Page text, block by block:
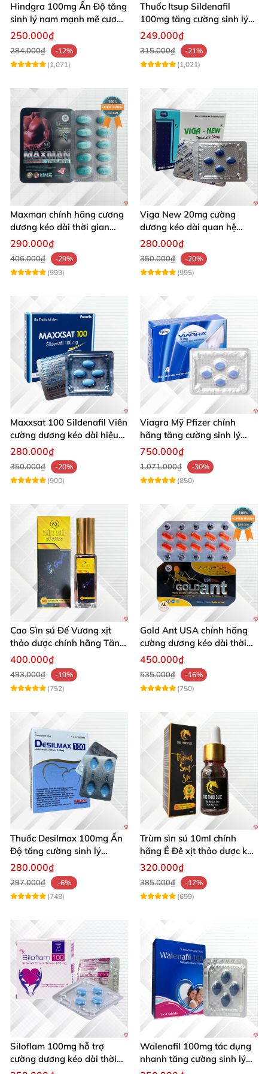
Hindgra 100mg Ấn Độ tăng
sinh lý nam mạnh mẽ cương
dương lâu
250.000₫
284.000₫
-12%
(1,071)
Thuốc Itsup Sildenafil
100mg tăng cường sinh lý
kéo dài thời gian cho nam
249.000₫
315.000₫
-21%
(1,021)
Maxman chính hãng cương
dương kéo dài thời gian
chống xuất tinh sớm hộp 10
290.000₫
406.000₫
-29%
(999)
Viga New 20mg cường
dương kéo dài quan hệ
chống xuất tinh sớm hộp 4
280.000₫
350.000₫
-20%
(995)
Maxxsat 100 Sildenafil Viên
cường dương kéo dài hiệu
quả nam giới
280.000₫
350.000₫
-20%
(900)
Viagra Mỹ Pfizer chính
hãng tăng cường sinh lý
nam, kéo dài hiệu quả
750.000₫
1.071.000₫
-30%
(850)
Cao Sìn sú Đế Vương xịt
thảo dược chính hãng Tăng
cường sinh lực tốt
400.000₫
493.000₫
-19%
(752)
Gold Ant USA chính hãng
cường dương kéo dài thời
gian - Kiến Vàng Đen Tây
450.000₫
535.000₫
-16%
(750)
Thuốc Desilmax 100mg Ấn
Độ tăng cường sinh lý
cường dương hiệu quả
280.000₫
297.000₫
-6%
(748)
Trùm sìn sú 10ml chính
hãng Ê Đê xịt thảo dược kéo
dài quan hệ
320.000₫
385.000₫
-17%
(699)
Siloflam 100mg hỗ trợ
cường dương kéo dài thời
gian xuất tinh sớm Nam giới
Walenafil 100mg tác dụng
nhanh tăng cường sinh lý
chống xuất tinh sớm